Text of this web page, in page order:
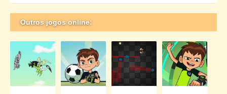
Outros jogos online: